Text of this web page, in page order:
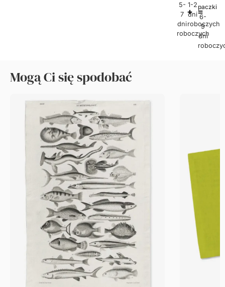
5-
7
dni
roboczych
1-2
dni
roboczych
paczki
6-
9
dni
Mogą Ci się spodobać